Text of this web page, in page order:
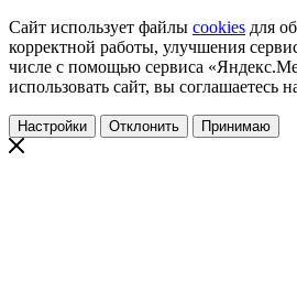
Сайт использует файлы cookies для
корректной работы, улучшения
числе с помощью сервиса
использовать сайт, вы соглашаетесь
Настройки Отклонить Принимаю